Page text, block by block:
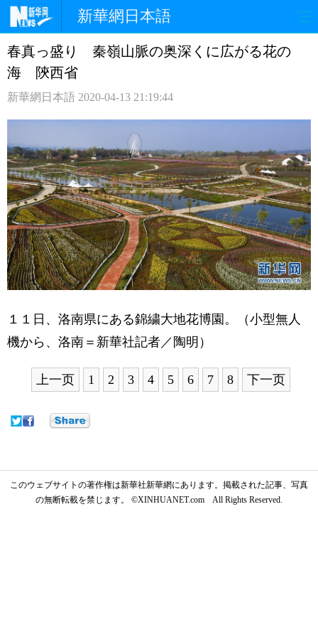
新華網日本語
ホームページ 政治 経済
中日対訳
春真っ盛り 秦嶺山脈の奥深くに広がる花の
海 陝西省
新華網日本語 2020-04-13 21:19:44
１１日、洛南県にある錦繍大地花博園。（小型無人
機から、洛南＝新華社記者／陶明）
上一页 1 2 3 4 5 6 7 8 下一页
このウェブサイトの著作権は新華社新華網にあります。掲載された記事、写真
の無断転載を禁じます。 ©XINHUANET.com All Rights Reserved.